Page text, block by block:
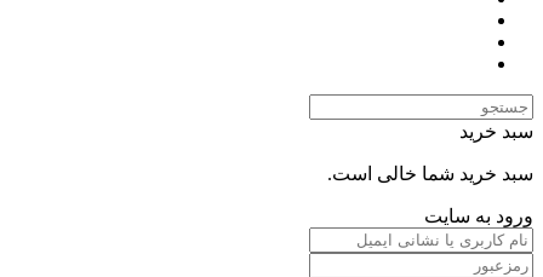
سبد خرید
سبد خرید شما خالی است.
ورود به سایت